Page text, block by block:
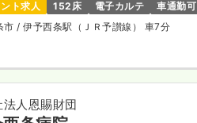
ト求人 152床 電子カルテ 車通勤可
市/ 伊予西条駅（ＪＲ予讃線） 車7分
人恩賜財団